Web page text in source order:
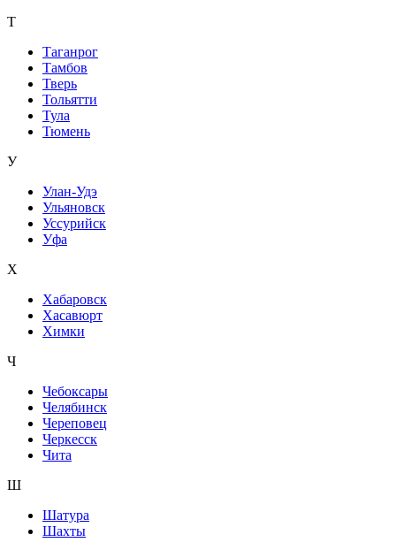
Т
Таганрог
Тамбов
Тверь
Тольятти
Тула
Тюмень
У
Улан-Удэ
Ульяновск
Уссурийск
Уфа
Х
Хабаровск
Хасавюрт
Химки
Ч
Чебоксары
Челябинск
Череповец
Черкесск
Чита
Ш
Шатура
Шахты